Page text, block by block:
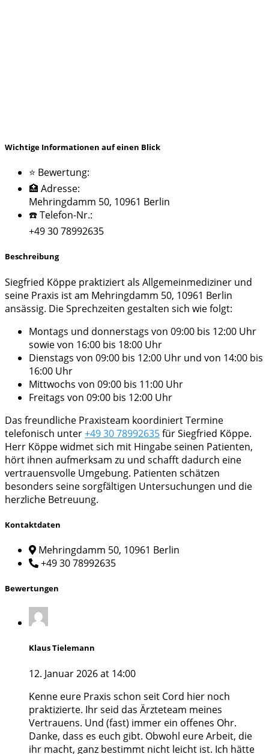
Wichtige Informationen auf einen Blick
⭐ Bewertung:
🏥 Adresse:
Mehringdamm 50, 10961 Berlin
☎️ Telefon-Nr.:
+49 30 78992635
Beschreibung
Siegfried Köppe praktiziert als Allgemeinmediziner und
seine Praxis ist am Mehringdamm 50, 10961 Berlin
ansässig. Die Sprechzeiten gestalten sich wie folgt:
Montags und donnerstags von 09:00 bis 12:00 Uhr
sowie von 16:00 bis 18:00 Uhr
Dienstags von 09:00 bis 12:00 Uhr und von 14:00 bis
16:00 Uhr
Mittwochs von 09:00 bis 11:00 Uhr
Freitags von 09:00 bis 12:00 Uhr
Das freundliche Praxisteam koordiniert Termine
telefonisch unter+49 30 78992635für Siegfried Köppe.
Herr Köppe widmet sich mit Hingabe seinen Patienten,
hört ihnen aufmerksam zu und schafft dadurch eine
vertrauensvolle Umgebung. Patienten schätzen
besonders seine sorgfältigen Untersuchungen und die
herzliche Betreuung.
Kontaktdaten
Mehringdamm 50, 10961 Berlin
+49 30 78992635
Bewertungen
Klaus Tielemann
12. Januar 2026 at 14:00
Kenne eure Praxis schon seit Cord hier noch
praktizierte. Ihr seid das Ärzteteam meines
Vertrauens. Und (fast) immer ein offenes Ohr.
Danke, dass es euch gibt. Obwohl eure Arbeit, die
ihr macht, ganz bestimmt nicht leicht ist. Ich hätte